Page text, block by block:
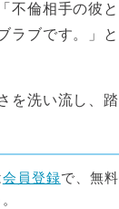
不倫相手の彼
ラブです。」
を洗い流し、
会員登録で、無